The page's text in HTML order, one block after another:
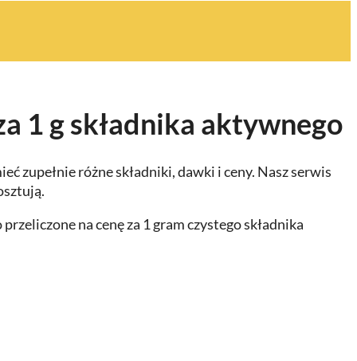
1 g składnika aktywnego
zupełnie różne składniki, dawki i ceny. Nasz serwis
na cenę za 1 gram czystego składnika